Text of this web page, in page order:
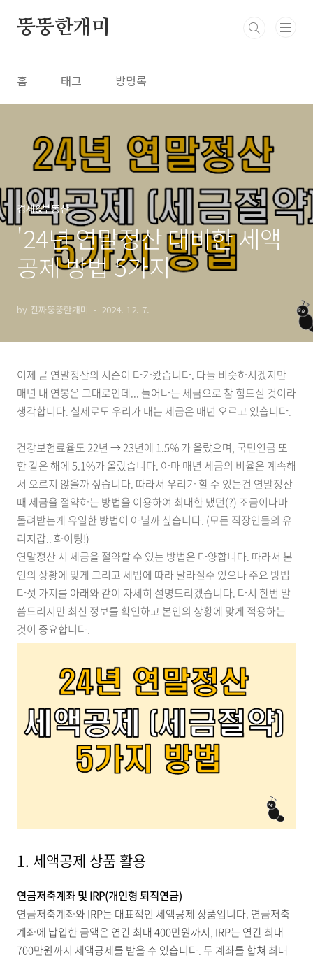
뚱뚱한개미
홈 태그 방명록
경제&부동산
'24년 연말정산 대비한 세액
공제 방법 5가지
by 진짜뚱뚱한개미 2024. 12. 7.
이제 곧 연말정산의 시즌이 다가왔습니다. 다들 비슷하시겠지만
매년 내 연봉은 그대로인데... 늘어나는 세금으로 참 힘드실 것이라
생각합니다. 실제로도 우리가 내는 세금은 매년 오르고 있습니다.
건강보험료율도 22년 → 23년에 1.5% 가 올랐으며, 국민연금 또
한 같은 해에 5.1%가 올랐습니다. 아마 매년 세금의 비율은 계속해
서 오르지 않을까 싶습니다. 따라서 우리가 할 수 있는건 연말정산
때 세금을 절약하는 방법을 이용하여 최대한 냈던(?) 조금이나마
돌려받는게 유일한 방법이 아닐까 싶습니다. (모든 직장인들의 유
리지갑.. 화이팅!)
연말정산 시 세금을 절약할 수 있는 방법은 다양합니다. 따라서 본
인의 상황에 맞게 그리고 세법에 따라 달라질수 있으나 주요 방법
다섯 가지를 아래와 같이 자세히 설명드리겠습니다. 다시 한번 말
씀드리지만 최신 정보를 확인하고 본인의 상황에 맞게 적용하는
것이 중요합니다.
1. 세액공제 상품 활용
연금저축계좌 및 IRP(개인형 퇴직연금)
연금저축계좌와 IRP는 대표적인 세액공제 상품입니다. 연금저축
계좌에 납입한 금액은 연간 최대 400만원까지, IRP는 연간 최대
700만원까지 세액공제를 받을 수 있습니다. 두 계좌를 합쳐 최대